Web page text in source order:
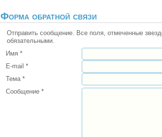
Форма обратной связи
Отправить сообщение. Все поля, отмеченные
обязательными.
Имя *
E-mail *
Тема*
Сообщение*